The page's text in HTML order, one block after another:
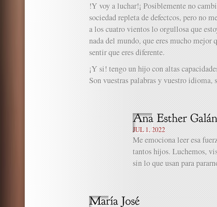
!Y voy a luchar!¡ Posiblemente no
sociedad repleta de defectcos, pero no
a los cuatro vientos lo orgullosa que
nada del mundo, que eres mucho mejor
sentir que eres diferente.
¡Y si! tengo un hijo con altas
Son vuestras palabras y vuestro idioma,
JUL 1, 2022
Me emociona leer esa
tantos hijos. Luchemos,
sin lo que usan para